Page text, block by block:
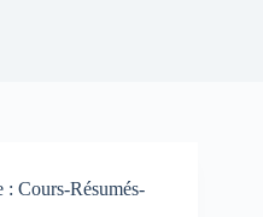
Cours-Résumés-